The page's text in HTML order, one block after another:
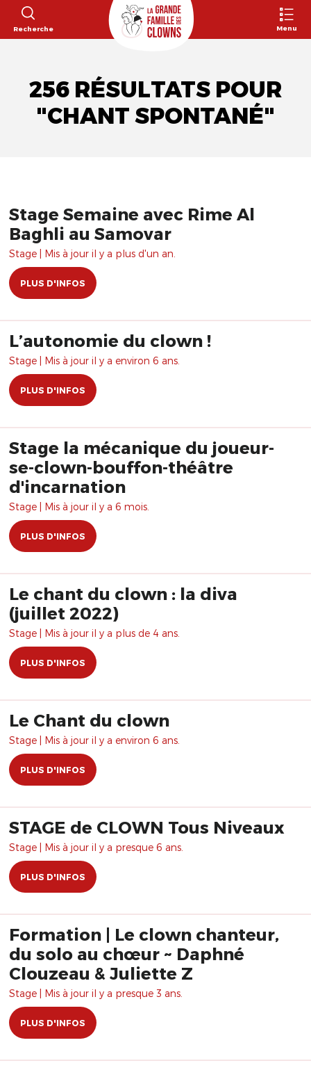
Recherche Menu
256 RÉSULTATS POUR
"CHANT SPONTANÉ"
Stage Semaine avec Rime Al
Baghli au Samovar
Stage | Mis à jour il y a plus d'un an.
PLUS D'INFOS
L’autonomie du clown !
Stage | Mis à jour il y a environ 6 ans.
PLUS D'INFOS
Stage la mécanique du joueur-
se-clown-bouffon-théâtre
d'incarnation
Stage | Mis à jour il y a 6 mois.
PLUS D'INFOS
Le chant du clown : la diva
(juillet 2022)
Stage | Mis à jour il y a plus de 4 ans.
PLUS D'INFOS
Le Chant du clown
Stage | Mis à jour il y a environ 6 ans.
PLUS D'INFOS
STAGE de CLOWN Tous Niveaux
Stage | Mis à jour il y a presque 6 ans.
PLUS D'INFOS
Formation | Le clown chanteur,
du solo au chœur ~ Daphné
Clouzeau & Juliette Z
Stage | Mis à jour il y a presque 3 ans.
PLUS D'INFOS